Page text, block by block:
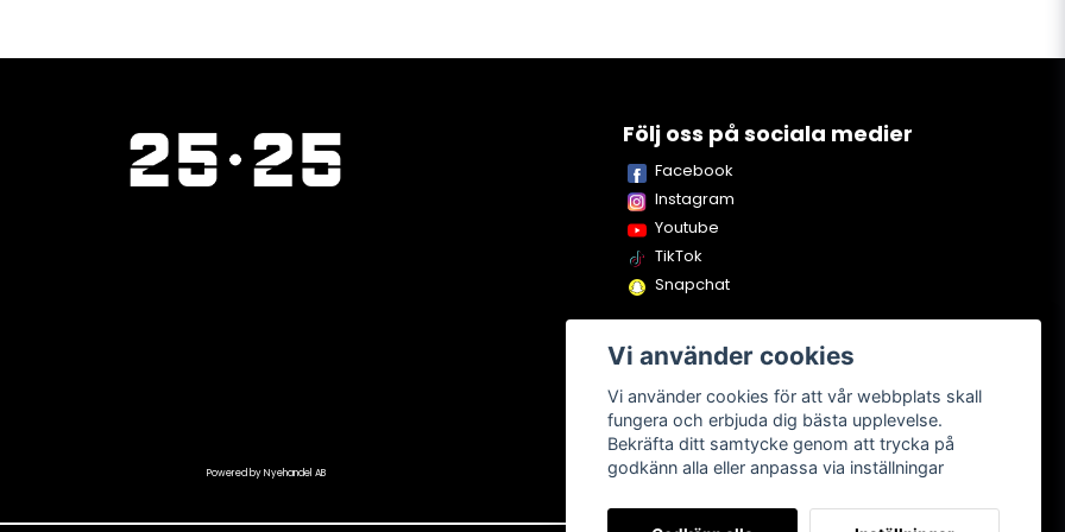
Följ oss på sociala medier
Facebook
Instagram
Youtube
TikTok
Snapchat
Powered by Nyehandel AB
Vi använder cookies
Vi använder cookies för att vår webbplats skall
fungera och erbjuda dig bästa upplevelse.
Bekräfta ditt samtycke genom att trycka på
godkänn alla eller anpassa via inställningar